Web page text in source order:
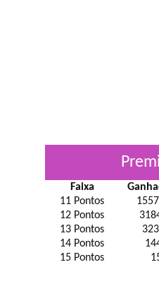
Faixa
11 Pontos
12 Pontos
13 Pontos
14 Pontos
15 Pontos